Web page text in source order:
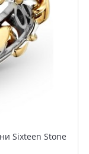
Sixteen Stone